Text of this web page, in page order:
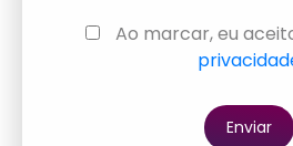
Ao marcar, eu